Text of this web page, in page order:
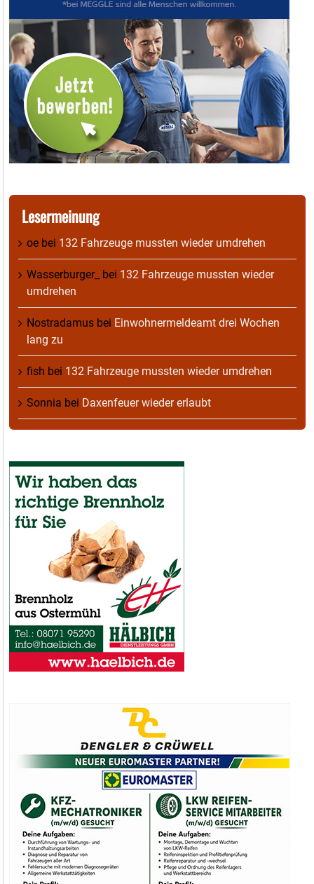
Lesermeinung
oe bei 132 Fahrzeuge mussten wieder umdrehen
Wasserburger_ bei 132 Fahrzeuge mussten wieder
umdrehen
Nostradamus bei Einwohnermeldeamt drei Wochen
lang zu
fish bei 132 Fahrzeuge mussten wieder umdrehen
Sonnia bei Daxenfeuer wieder erlaubt